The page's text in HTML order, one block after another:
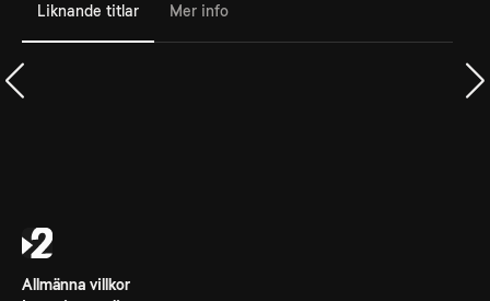
Liknande titlar Mer info
Allmänna villkor